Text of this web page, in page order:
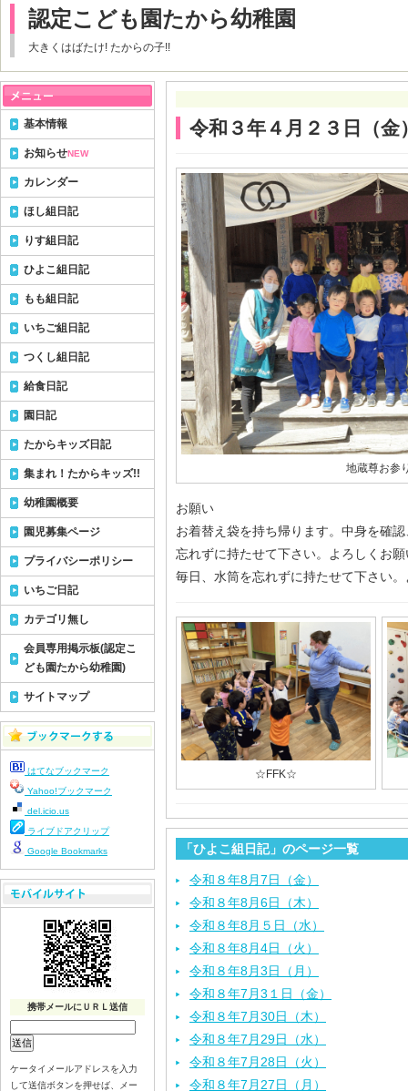
認定こども園たから幼稚園
大きくはばたけ! たからの子!!
令和３年４月２３日（金
地蔵尊お参
お願い
お着替え袋を持ち帰ります。中身を確
忘れずに持たせて下さい。よろしくお
毎日、水筒を忘れずに持たせて下さい
☆FFK☆
「ひよこ組日記」のページ一覧
令和８年8月7日（金）
令和８年8月6日（木）
令和８年8月５日（水）
令和８年8月4日（火）
令和８年8月3日（月）
令和８年7月3１日（金）
令和８年7月30日（木）
令和８年7月29日（水）
令和８年7月28日（火）
令和８年7月27日（月）
基本情報
お知らせNEW
カレンダー
ほし組日記
りす組日記
ひよこ組日記
もも組日記
いちご組日記
つくし組日記
給食日記
園日記
たからキッズ日記
集まれ！たからキッズ!!
幼稚園概要
園児募集ページ
プライバシーポリシー
いちご日記
カテゴリ無し
会員専用掲示板(認定こ
ども園たから幼稚園)
サイトマップ
はてなブックマーク
Yahoo!ブックマーク
del.icio.us
ライブドアクリップ
Google Bookmarks
携帯メールにＵＲＬ送信
ケータイメールアドレスを入力
して送信ボタンを押せば、メー